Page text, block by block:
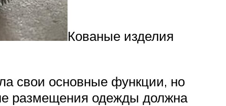
Кованые изделия
свои основные функции, но
размещения одежды должна